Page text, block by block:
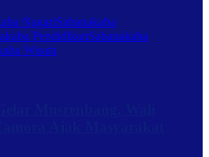
NagariSabanakaba
PendidikanSabanakaba
Wisata